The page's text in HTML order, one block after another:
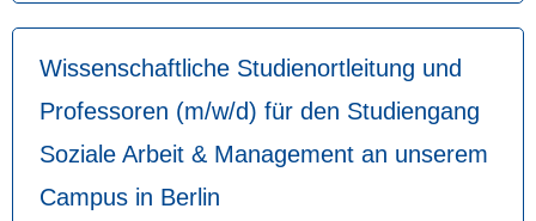
Wissenschaftliche Studienortleitung und
Professoren (m/w/d) für den Studiengang
Soziale Arbeit & Management an unserem
Campus in Berlin